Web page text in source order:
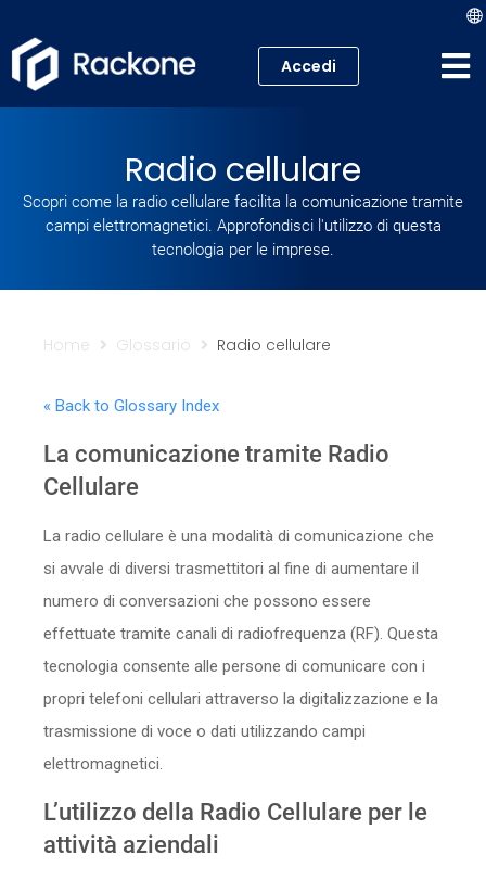
Cloud
Proxmox VE
Mail
Academy
Servizi
Accedi
Radio cellulare
Scopri come la radio cellulare facilita la comunicazione tramite
campi elettromagnetici. Approfondisci l'utilizzo di questa
tecnologia per le imprese.
Home Glossario Radio cellulare
« Back to Glossary Index
La comunicazione tramite Radio
Cellulare
La radio cellulare è una modalità di comunicazione che
si avvale di diversi trasmettitori al fine di aumentare il
numero di conversazioni che possono essere
effettuate tramite canali di radiofrequenza (RF). Questa
tecnologia consente alle persone di comunicare con i
propri telefoni cellulari attraverso la digitalizzazione e la
trasmissione di voce o dati utilizzando campi
elettromagnetici.
L’utilizzo della Radio Cellulare per le
attività aziendali